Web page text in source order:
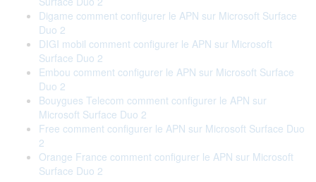
Digame comment configurer le APN sur Microsoft Surface
Duo 2
DIGI mobil comment configurer le APN sur Microsoft
Surface Duo 2
Embou comment configurer le APN sur Microsoft Surface
Duo 2
Bouygues Telecom comment configurer le APN sur
Microsoft Surface Duo 2
Free comment configurer le APN sur Microsoft Surface Duo
2
Orange France comment configurer le APN sur Microsoft
Surface Duo 2